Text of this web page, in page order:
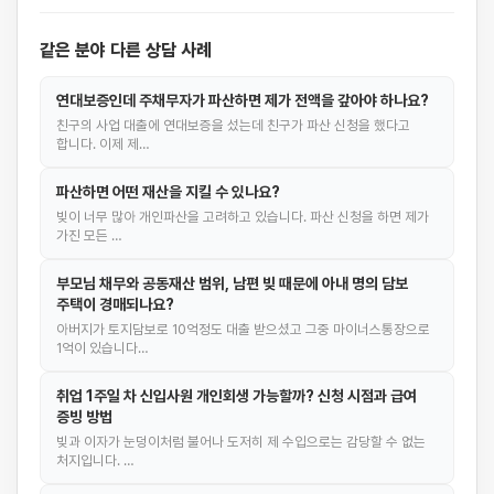
같은 분야 다른 상담 사례
연대보증인데 주채무자가 파산하면 제가 전액을 갚아야 하나요?
친구의 사업 대출에 연대보증을 섰는데 친구가 파산 신청을 했다고
합니다. 이제 제…
파산하면 어떤 재산을 지킬 수 있나요?
빚이 너무 많아 개인파산을 고려하고 있습니다. 파산 신청을 하면 제가
가진 모든 …
부모님 채무와 공동재산 범위, 남편 빚 때문에 아내 명의 담보
주택이 경매되나요?
아버지가 토지담보로 10억정도 대출 받으셨고 그중 마이너스통장으로
1억이 있습니다…
취업 1주일 차 신입사원 개인회생 가능할까? 신청 시점과 급여
증빙 방법
빚과 이자가 눈덩이처럼 불어나 도저히 제 수입으로는 감당할 수 없는
처지입니다. …